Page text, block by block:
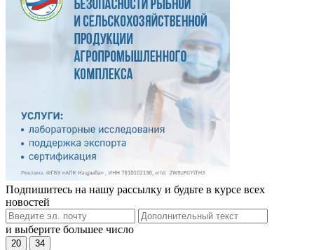
Подпишитесь на нашу рассылку и будьте в курсе всех
новостей
и выберите большее число
20 34